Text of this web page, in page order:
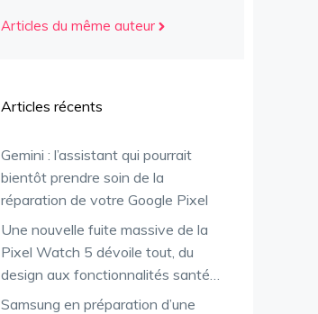
Articles du même auteur
Articles récents
Gemini : l’assistant qui pourrait
bientôt prendre soin de la
réparation de votre Google Pixel
Une nouvelle fuite massive de la
Pixel Watch 5 dévoile tout, du
design aux fonctionnalités santé…
Samsung en préparation d’une